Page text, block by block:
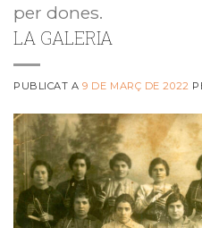
per dones.
LA GALERIA
PUBLICAT A9 DE MARÇ DE 2022